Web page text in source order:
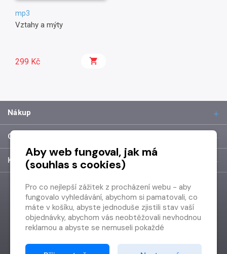
mp3
Vztahy a mýty
299 Kč
Nákup
O společnosti
Kontakt
Aby web fungoval, jak má
(souhlas s cookies)
Pro co nejlepší zážitek z procházení webu - aby
fungovalo vyhledávání, abychom si pamatovali, co
máte v košíku, abyste jednoduše zjistili stav vaší
objednávky, abychom vás neobtěžovali nevhodnou
reklamou a abyste se nemuseli pokaždé